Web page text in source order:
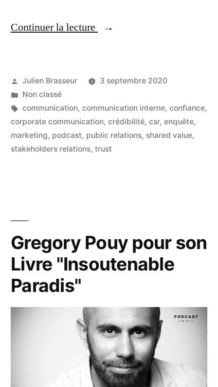
Continuer la lecture
« Les
sont-
elles
la
nouvelle
Publié
par
Julien Brasseur
3 septembre 2020
Publié
dans
Non classé
Étiquettes :
communication, communication interne, confiance,
corporate communication, crédibilité, csr, enquête,
marketing, podcast, public relations, shared value,
stakeholders relations, trust
Gregory Pouy pour son
Livre "Insoutenable
Paradis"